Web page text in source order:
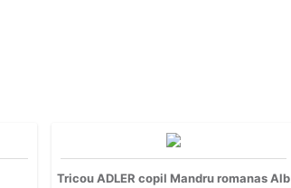
Tricou ADLER copil Mandru romanas Alb